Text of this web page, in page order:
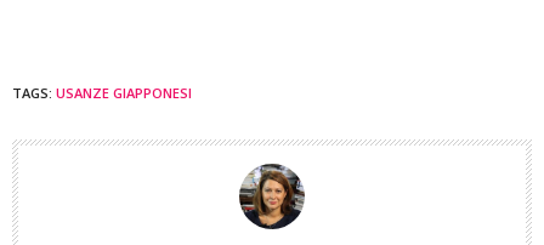
TAGS: USANZE GIAPPONESI